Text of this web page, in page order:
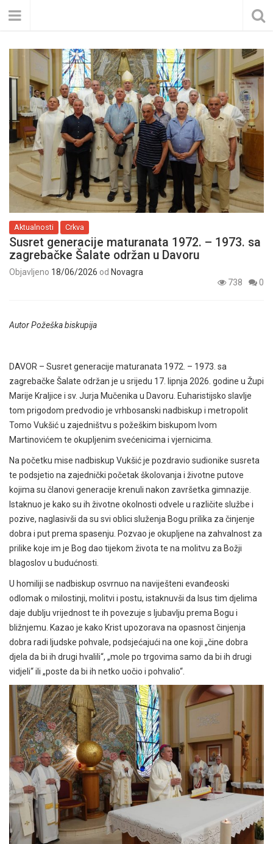
Aktualnosti Crkva
Susret generacije maturanata 1972. – 1973. sa
zagrebačke Šalate održan u Davoru
Objavljeno 18/06/2026 od Novagra
738
0
Autor Požeška biskupija
DAVOR – Susret generacije maturanata 1972. – 1973. sa
zagrebačke Šalate održan je u srijedu 17. lipnja 2026. godine u Župi
Marije Kraljice i sv. Jurja Mučenika u Davoru. Euharistijsko slavlje
tom prigodom predvodio je vrhbosanski nadbiskup i metropolit
Tomo Vukšić u zajedništvu s požeškim biskupom Ivom
Martinovićem te okupljenim svećenicima i vjernicima.
Na početku mise nadbiskup Vukšić je pozdravio sudionike susreta
te podsjetio na zajednički početak školovanja i životne putove
kojima su članovi generacije krenuli nakon završetka gimnazije.
Istaknuo je kako su ih životne okolnosti odvele u različite službe i
pozive, naglasivši da su svi oblici služenja Bogu prilika za činjenje
dobra i put prema spasenju. Pozvao je okupljene na zahvalnost za
prilike koje im je Bog dao tijekom života te na molitvu za Božji
blagoslov u budućnosti.
U homiliji se nadbiskup osvrnuo na naviješteni evanđeoski
odlomak o milostinji, molitvi i postu, istaknuvši da Isus tim djelima
daje dublju vrijednost te ih povezuje s ljubavlju prema Bogu i
bližnjemu. Kazao je kako Krist upozorava na opasnost činjenja
dobra radi ljudske pohvale, podsjećajući na one koji „čine dobra
djela da bi ih drugi hvalili“, „mole po trgovima samo da bi ih drugi
vidjeli“ ili „poste da bi ih netko uočio i pohvalio“.